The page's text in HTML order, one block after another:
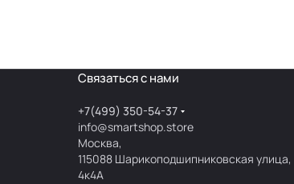
Связаться с нами
+7(499) 350-54-37
info@smartshop.store
Москва,
115088 Шарикоподшипниковская улица,
4к4А